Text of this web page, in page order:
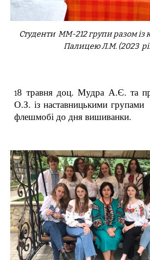
Студенти ММ-212групи разом із
Палицею Л.М.(2023
18 травня доц. Мудра А.Є. та
О.З. із наставницькими групами
флешмобі до дня вишиванки.